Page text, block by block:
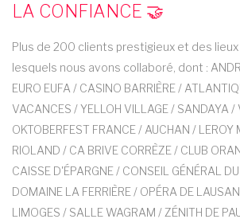
LA CONFIANCE 🤝
Plus de 200 clients prestigieux et des
lesquels nous avons collaboré, dont :
EURO EUFA / CASINO BARRIÈRE /
VACANCES / YELLOH VILLAGE / SANDAYA /
OKTOBERFEST FRANCE / AUCHAN / LEROY
RIOLAND / CA BRIVE CORRÈZE / CLUB
CAISSE D'ÉPARGNE / CONSEIL GÉNÉRAL
DOMAINE LA FERRIÈRE / OPÉRA DE
LIMOGES / SALLE WAGRAM / ZÉNITH DE